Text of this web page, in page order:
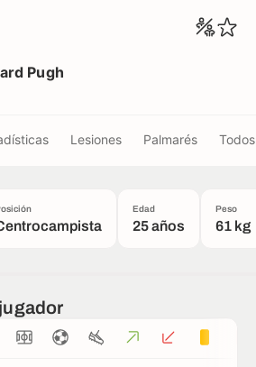
Pugh
Lesiones Palmarés
Edad
25 años
Peso
61 kg